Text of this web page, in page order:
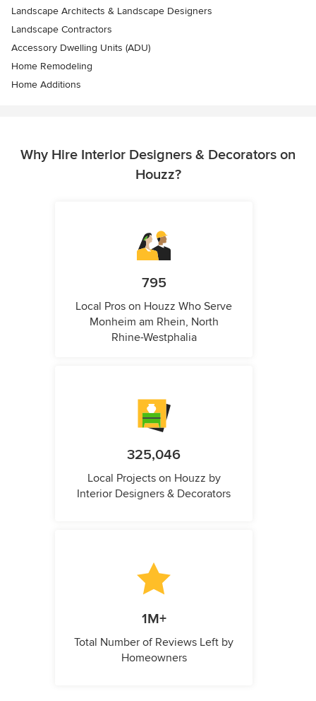
Landscape Architects & Landscape Designers
Landscape Contractors
Accessory Dwelling Units (ADU)
Home Remodeling
Home Additions
Why Hire Interior Designers & Decorators on
Houzz?
795
Local Pros on Houzz Who Serve
Monheim am Rhein, North
Rhine-Westphalia
325,046
Local Projects on Houzz by
Interior Designers & Decorators
1M+
Total Number of Reviews Left by
Homeowners